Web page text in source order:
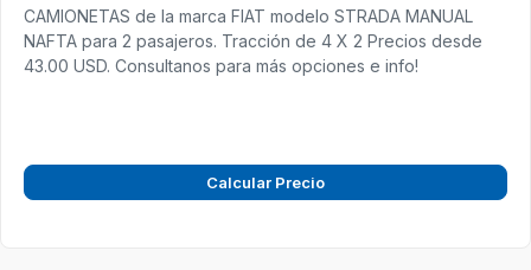
CAMIONETAS de la marca FIAT modelo STRADA MANUAL
NAFTA para 2 pasajeros. Tracción de 4 X 2 Precios desde
43.00 USD. Consultanos para más opciones e info!
Calcular Precio